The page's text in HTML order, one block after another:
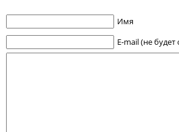
Имя
E-mail (не